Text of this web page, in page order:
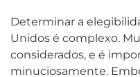
Determinar a
Unidos é complexo.
considerados, e é
minuciosamente.